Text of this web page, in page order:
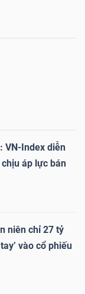
VN-Index diễn
áp lực bán
niên chỉ 27 tỷ
vào cổ phiếu